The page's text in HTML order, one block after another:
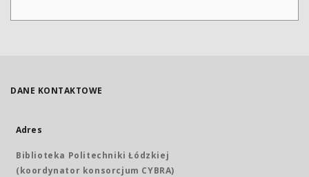
DANE KONTAKTOWE
Adres
Biblioteka Politechniki Łódzkiej
(koordynator konsorcjum CYBRA)